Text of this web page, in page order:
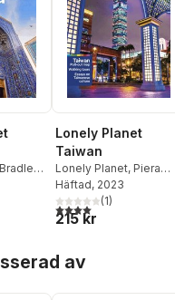
Bradley
Totalt antal röster:
Lonely Planet
Taiwan
Lonely Planet, Piera
Chen,Dinah Gardner
Häftad, 2023
4,0utav 5 stjärnor.
(1)
215 kr
av